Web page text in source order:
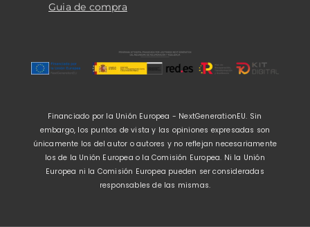
Guia de compra
Financiado por la Unión Europea - NextGenerationEU. Sin
embargo, los puntos de vista y las opiniones expresadas son
únicamente los del autor o autores y no reflejan necesariamente
los de la Unión Europea o la Comisión Europea. Ni la Unión
Europea ni la Comisión Europea pueden ser consideradas
responsables de las mismas.